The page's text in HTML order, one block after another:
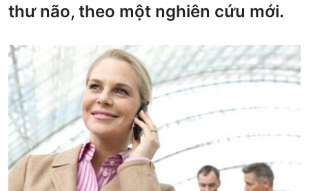
thư não, theo một nghiên cứu mới.